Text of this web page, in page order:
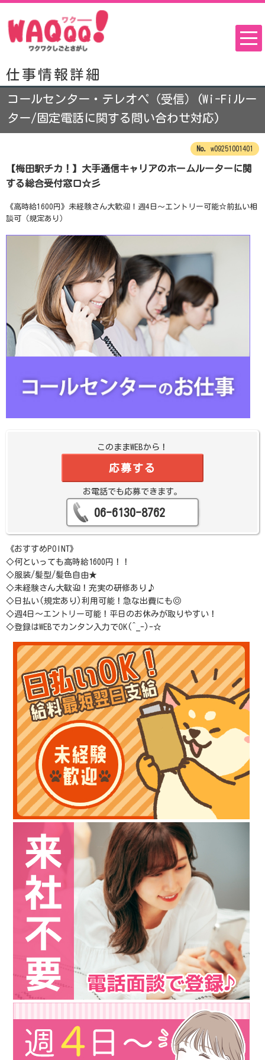
仕事情報詳細
コールセンター・テレオペ（受信）(Wi-Fiルー
ター/固定電話に関する問い合わせ対応)
w09251001401
【梅田駅チカ！】大手通信キャリアのホームルーターに関
する総合受付窓口☆彡
《高時給1600円》未経験さん大歓迎！週4日～エントリー可能☆前払い相
談可（規定あり）
このままWEBから！
応募する
お電話でも応募できます。
06-6130-8762
《おすすめPOINT》
◇何といっても高時給1600円！！
◇服装/髪型/髪色自由★
◇未経験さん大歓迎！充実の研修あり♪
◇日払い(規定あり)利用可能！急な出費にも◎
◇週4日～エントリー可能！平日のお休みが取りやすい！
◇登録はWEBでカンタン入力でOK(^_-)-☆